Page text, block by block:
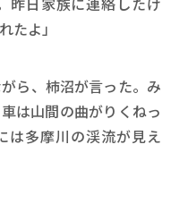
たよ」
ら、柿沼が言った。み
は山間の曲がりくねっ
は多摩川の渓流が見え